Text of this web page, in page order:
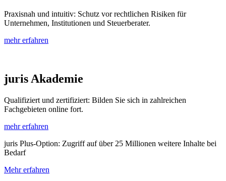
Praxisnah und intuitiv: Schutz vor rechtlichen Risiken für
Unternehmen, Institutionen und Steuerberater.
mehr erfahren
juris Akademie
Qualifiziert und zertifiziert: Bilden Sie sich in zahlreichen
Fachgebieten online fort.
mehr erfahren
juris Plus-Option: Zugriff auf über 25 Millionen weitere Inhalte bei
Bedarf
Mehr erfahren